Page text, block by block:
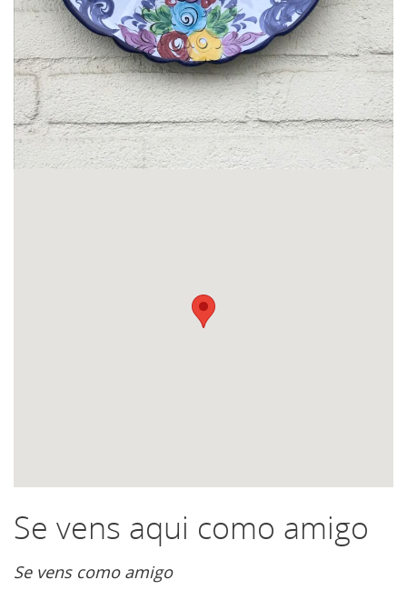
Se vens aqui como amigo
Se vens como amigo